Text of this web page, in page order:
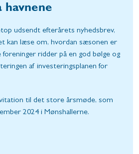
havnene
udsendt efterårets nyhedsbrev,
kan læse om, hvordan sæsonen er
foreninger ridder på en god bølge og
af investeringsplanen for
til det store årsmøde, som
2024 i Mønshallerne.